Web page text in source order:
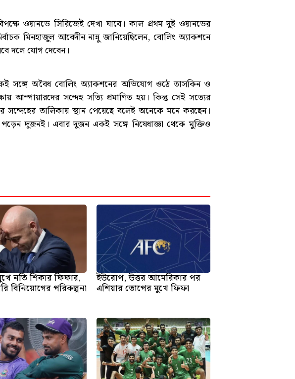
ওয়ানডে সিরিজেই দেখা যাবে। কাল প্রথম দুই ওয়ানডের
মিনহাজুল আবেদীন নান্নু জানিয়েছিলেন, বোলিং অ্যাকশনে
দলে যোগ দেবেন।
সঙ্গে অবৈধ বোলিং অ্যাকশনের অভিযোগ ওঠে তাসকিন ও
আম্পায়ারদের সন্দেহ সত্যি প্রমাণিত হয়। কিন্তু সেই সত্যের
সন্দেহের তালিকায় স্থান পেয়েছে বলেই অনেকে মনে করছেন।
পড়েন দুজনই। এবার দুজন একই সঙ্গে নিষেধাজ্ঞা থেকে মুক্তিও
নতি শিকার ফিফার,
বিনিয়োগের পরিকল্পনা
ইউরোপ, উত্তর আমেরিকার পর
এশিয়ার তোপের মুখে ফিফা